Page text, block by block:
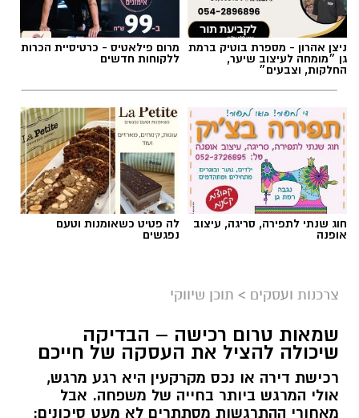
ניצן אהרון - מספרת בוטיק ברמת
גן ״מומחה לעיצוב שיער,
החלקות, וצבעים״
מרום פילאטיס - כרטיסיית הכרות
ללקוחות חדשים
חוג שנתי לתפירה, סריגה, עיצוב
אופנה
לה פטיט כשאומנות וטעם
נפגשים
צרכנות ועסקים > תוכן שיווקי
שמאות טרום רכישה – הבדיקה
שיכולה להציל את העסקה של חייכם
רכישת דירה או נכס מקרקעין היא רגע מרגש,
אולי המרגש ביותר בחייה של משפחה. אבל
מאחורי ההתרגשות מסתתרים לא מעט סיכונים: